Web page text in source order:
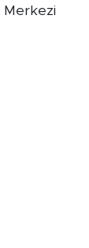
Merkezi